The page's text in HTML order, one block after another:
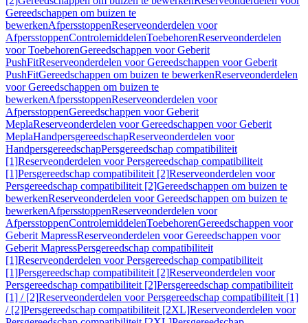
Gereedschappen om buizen te
bewerkenAfpersstoppenReserveonderdelen voor
AfpersstoppenControlemiddelenToebehorenReserveonderdelen
voor ToebehorenGereedschappen voor Geberit
PushFitReserveonderdelen voor Gereedschappen voor Geberit
PushFitGereedschappen om buizen te bewerkenReserveonderdelen
voor Gereedschappen om buizen te
bewerkenAfpersstoppenReserveonderdelen voor
AfpersstoppenGereedschappen voor Geberit
MeplaReserveonderdelen voor Gereedschappen voor Geberit
MeplaHandpersgereedschapReserveonderdelen voor
HandpersgereedschapPersgereedschap compatibiliteit
[1]Reserveonderdelen voor Persgereedschap compatibiliteit
[1]Persgereedschap compatibiliteit [2]Reserveonderdelen voor
Persgereedschap compatibiliteit [2]Gereedschappen om buizen te
bewerkenReserveonderdelen voor Gereedschappen om buizen te
bewerkenAfpersstoppenReserveonderdelen voor
AfpersstoppenControlemiddelenToebehorenGereedschappen voor
Geberit MapressReserveonderdelen voor Gereedschappen voor
Geberit MapressPersgereedschap compatibiliteit
[1]Reserveonderdelen voor Persgereedschap compatibiliteit
[1]Persgereedschap compatibiliteit [2]Reserveonderdelen voor
Persgereedschap compatibiliteit [2]Persgereedschap compatibiliteit
[1] / [2]Reserveonderdelen voor Persgereedschap compatibiliteit [1]
/ [2]Persgereedschap compatibiliteit [2XL]Reserveonderdelen voor